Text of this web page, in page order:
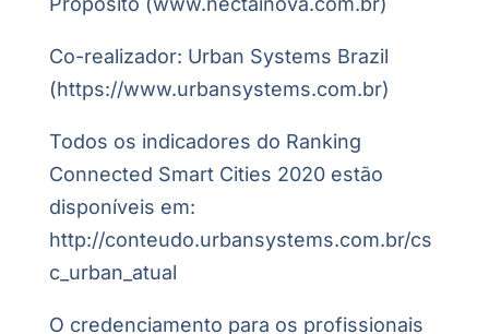
Co-realizador: Urban Systems Brazil
(https://www.urbansystems.com.br)
Todos os indicadores do Ranking
Connected Smart Cities 2020 estão
disponíveis em:
http://conteudo.urbansystems.com.br/cs
c_urban_atual
O credenciamento para os profissionais